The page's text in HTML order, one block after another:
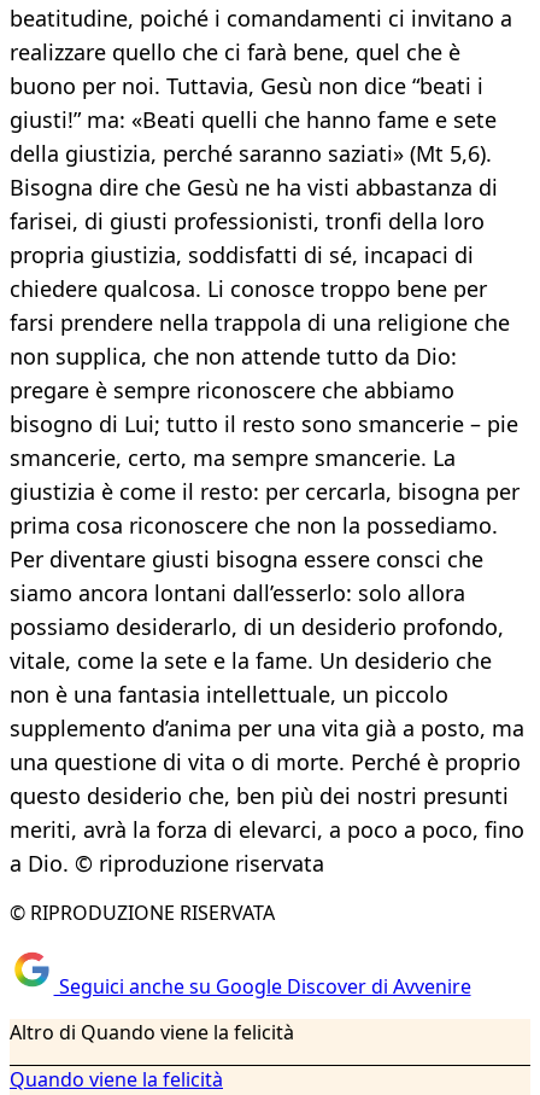
beatitudine, poiché i comandamenti ci invitano a
realizzare quello che ci farà bene, quel che è
buono per noi. Tuttavia, Gesù non dice “beati i
giusti!” ma: «Beati quelli che hanno fame e sete
della giustizia, perché saranno saziati» (Mt 5,6).
Bisogna dire che Gesù ne ha visti abbastanza di
farisei, di giusti professionisti, tronfi della loro
propria giustizia, soddisfatti di sé, incapaci di
chiedere qualcosa. Li conosce troppo bene per
farsi prendere nella trappola di una religione che
non supplica, che non attende tutto da Dio:
pregare è sempre riconoscere che abbiamo
bisogno di Lui; tutto il resto sono smancerie – pie
smancerie, certo, ma sempre smancerie. La
giustizia è come il resto: per cercarla, bisogna per
prima cosa riconoscere che non la possediamo.
Per diventare giusti bisogna essere consci che
siamo ancora lontani dall’esserlo: solo allora
possiamo desiderarlo, di un desiderio profondo,
vitale, come la sete e la fame. Un desiderio che
non è una fantasia intellettuale, un piccolo
supplemento d’anima per una vita già a posto, ma
una questione di vita o di morte. Perché è proprio
questo desiderio che, ben più dei nostri presunti
meriti, avrà la forza di elevarci, a poco a poco, fino
a Dio. © riproduzione riservata
© RIPRODUZIONE RISERVATA
Seguici anche su Google Discover di Avvenire
Altro di Quando viene la felicità
Quando viene la felicità